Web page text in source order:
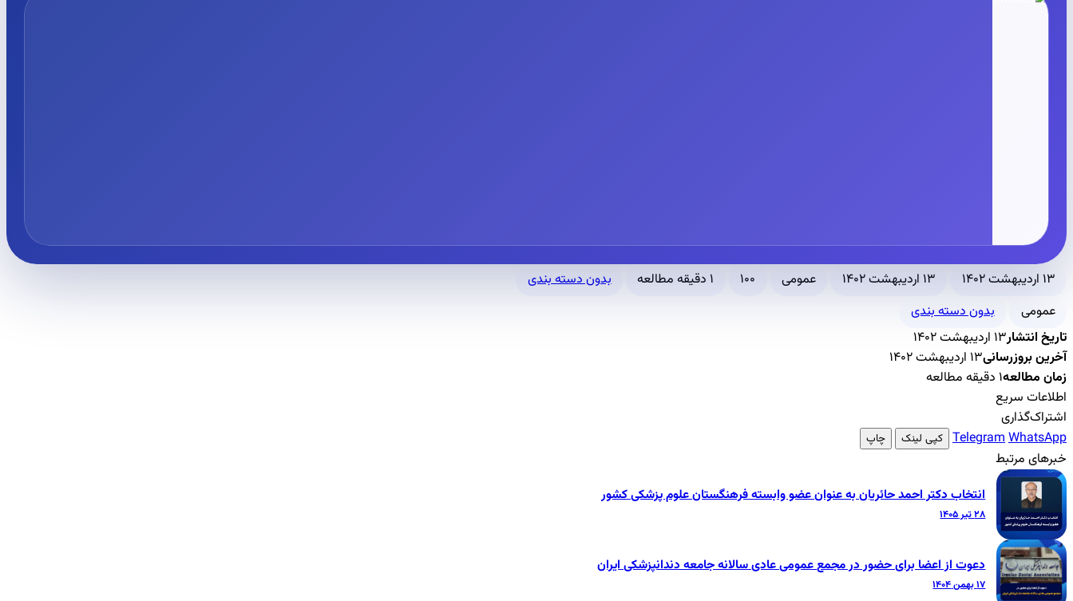
۱۳ اردیبهشت ۱۴۰۲ ۱۳ اردیبهشت ۱۴۰۲ عمومی ۱۰۰ ۱ دقیقه مطالعه
بدون دسته بندی
عمومی
بدون دسته بندی
تاریخ انتشار۱۳ اردیبهشت ۱۴۰۲
آخرین بروزرسانی۱۳ اردیبهشت ۱۴۰۲
زمان مطالعه۱ دقیقه مطالعه
اطلاعات سریع
اشتراک‌گذاری
TelegramWhatsApp کپی لینک چاپ
خبرهای مرتبط
انتخاب دکتر احمد حائریان به عنوان عضو وابسته فرهنگستان علوم پزشکی کشور
۲۸ تیر ۱۴۰۵
دعوت از اعضا برای حضور در مجمع عمومی عادی سالانه جامعه دندانپزشکی ایران
۱۷ بهمن ۱۴۰۴